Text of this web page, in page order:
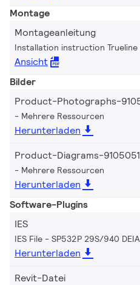
Montage
Montageanleitung
Installation instruction Trueline
Ansicht
Bilder
Product-Photographs-
Mehrere Ressourcen
Herunterladen
Product-Diagrams-
Mehrere Ressourcen
Herunterladen
Software-Plugins
IES
IES File - SP532P 29S/940
Herunterladen
Revit-Datei